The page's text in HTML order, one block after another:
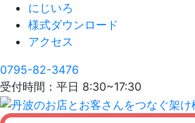
にじいろ
様式ダウンロード
アクセス
0795-82-3476
受付時間：平日 8:30~17:30